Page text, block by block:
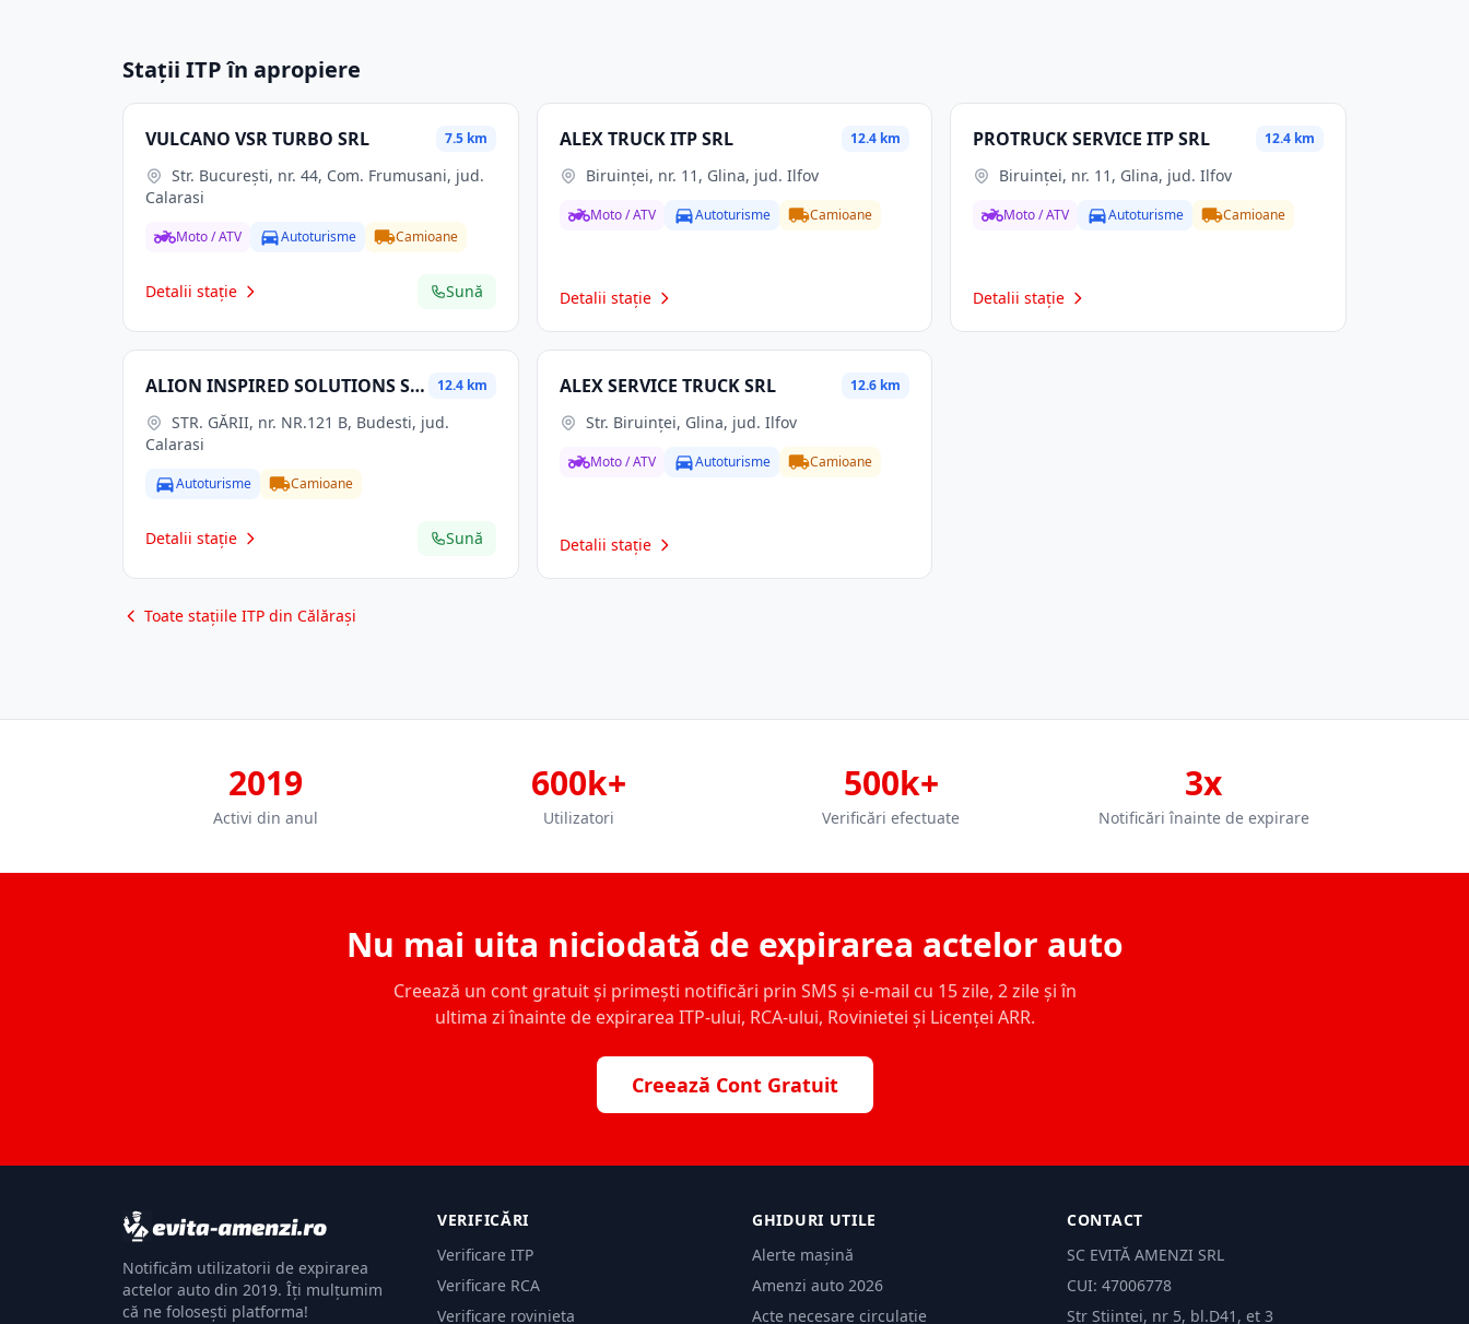
Stații ITP în apropiere
VULCANO VSR TURBO SRL 7.5 km
Calarasi
Moto / ATV Autoturisme Camioane
Detalii stație Sună
ALEX TRUCK ITP SRL 12.4 km
Biruinței, nr. 11, Glina, jud. Ilfov
Moto / ATV Autoturisme Camioane
Detalii stație
PROTRUCK SERVICE ITP SRL 12.4 km
Biruinței, nr. 11, Glina, jud. Ilfov
Moto / ATV Autoturisme Camioane
Detalii stație
ALION INSPIRED SOLUTIONS SRL 12.4 km
Calarasi
Autoturisme Camioane
Detalii stație Sună
ALEX SERVICE TRUCK SRL 12.6 km
Str. Biruinței, Glina, jud. Ilfov
Moto / ATV Autoturisme Camioane
Detalii stație
Toate stațiile ITP din Călărași
2019
Activi din anul
600k+
Utilizatori
500k+
Verificări efectuate
3x
Notificări înainte de expirare
Nu mai uita niciodată de expirarea actelor auto
Creează un cont gratuit și primești notificări prin SMS și e-mail cu 15 zile, 2 zile și în
ultima zi înainte de expirarea ITP-ului, RCA-ului, Rovinietei și Licenței ARR.
Creează Cont Gratuit
Notificăm utilizatorii de expirarea
actelor auto din 2019. Îți mulțumim
că ne folosești platforma!
VERIFICĂRI
Verificare ITP
Verificare RCA
Verificare rovinieta
GHIDURI UTILE
Alerte mașină
Amenzi auto 2026
Acte necesare circulație
CONTACT
SC EVITĂ AMENZI SRL
CUI: 47006778
Str Științei, nr 5, bl.D41, et 3